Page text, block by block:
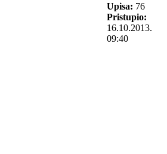
Upisa: 76
Pristupio:
16.10.2013.
09:40